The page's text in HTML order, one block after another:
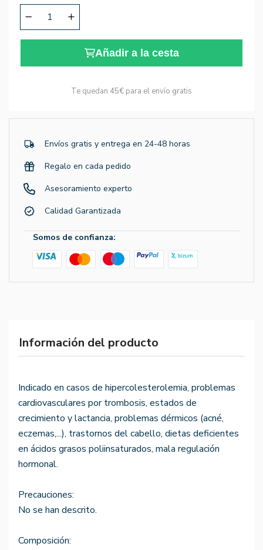
Añadir a la cesta
Te quedan 45€ para el envío gratis
Envíos gratis y entrega en 24-48 horas
Regalo en cada pedido
Asesoramiento experto
Calidad Garantizada
Somos de confianza:
Información del producto
Indicado en casos de hipercolesterolemia, problemas
cardiovasculares por trombosis, estados de
crecimiento y lactancia, problemas dérmicos (acné,
eczemas,...), trastornos del cabello, dietas deficientes
en ácidos grasos poliinsaturados, mala regulación
hormonal.
Precauciones:
No se han descrito.
Composición: